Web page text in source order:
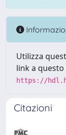
Utilizza
link a
https://
Citazioni